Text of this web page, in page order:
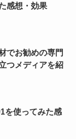
感想・効果
でお勧めの専門
つメディアを紹
を使ってみた感